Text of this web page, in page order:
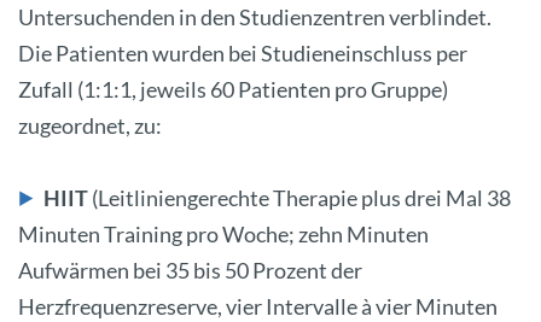
Untersuchenden in den Studienzentren verblindet.
Die Patienten wurden bei Studieneinschluss per
Zufall (1:1:1, jeweils 60 Patienten pro Gruppe)
zugeordnet, zu:
HIIT(Leitliniengerechte Therapie plus drei Mal 38
Minuten Training pro Woche; zehn Minuten
Aufwärmen bei 35 bis 50 Prozent der
Herzfrequenzreserve, vier Intervalle à vier Minuten